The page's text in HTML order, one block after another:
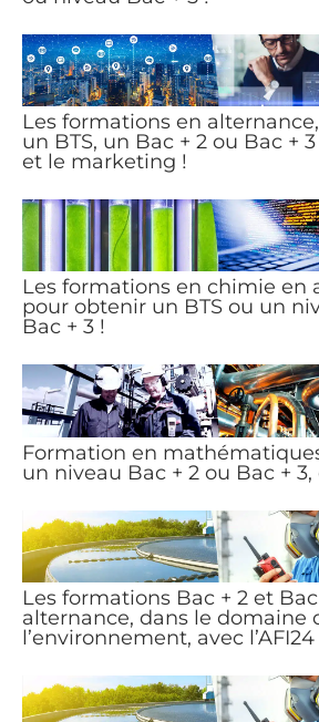
Les formations en
un BTS, un Bac + 2 ou Bac +
et le marketing !
Les formations en chimie en
pour obtenir un BTS ou un
Bac + 3 !
Formation en
un niveau Bac + 2 ou Bac +
Les formations Bac + 2 et
alternance, dans le domaine
l’environnement, avec l’AFI24